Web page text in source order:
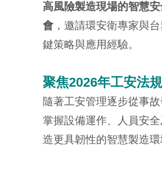
高風險製造現場的智慧
會 ，邀請環安衛專家與
鍵策略與應用經驗。
聚焦2026年工安法
隨著工安管理逐步從事
掌握設備運作、人員安
造更具韌性的智慧製造環